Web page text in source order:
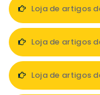
Loja de artigos
Loja de artigos
Loja de artigos